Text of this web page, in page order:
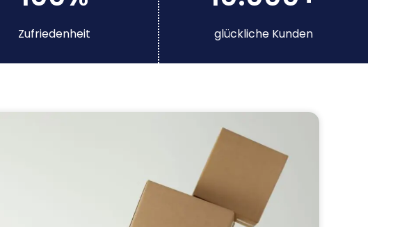
Zufriedenheit glückliche Kunden